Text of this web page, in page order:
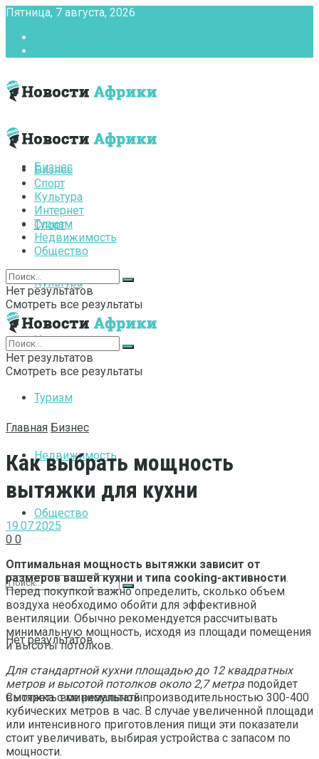
Пятница, 7 августа, 2026
Бизнес
Спорт
Культура
Интернет
Туризм
Недвижимость
Общество
Нет результатов
Смотреть все результаты
Бизнес
Спорт
Культура
Интернет
Туризм
Недвижимость
Общество
Нет результатов
Смотреть все результаты
Нет результатов
Смотреть все результаты
Главная Бизнес
Как выбрать мощность
вытяжки для кухни
19.07.2025
0 0
Оптимальная мощность вытяжки зависит от
размеров вашей кухни и типа cooking-активности.
Перед покупкой важно определить, сколько объем
воздуха необходимо обойти для эффективной
вентиляции. Обычно рекомендуется рассчитывать
минимальную мощность, исходя из площади помещения
и высоты потолков.
Для стандартной кухни площадью до 12 квадратных
метров и высотой потолков около 2,7 метра подойдет
вытяжка с минимальной производительностью 300-400
кубических метров в час. В случае увеличенной площади
или интенсивного приготовления пищи эти показатели
стоит увеличивать, выбирая устройства с запасом по
мощности.